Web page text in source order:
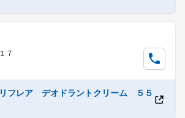
７
フレア デオドラントクリーム ５５